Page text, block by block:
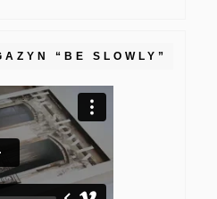
“BE SLOWLY”